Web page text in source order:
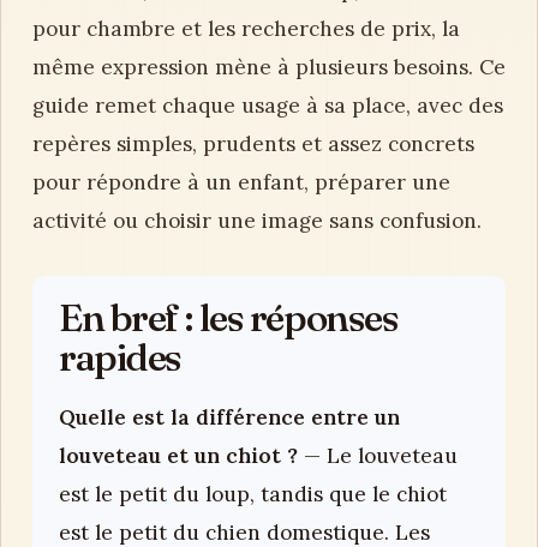
pour chambre et les recherches de prix, la
même expression mène à plusieurs besoins. Ce
guide remet chaque usage à sa place, avec des
repères simples, prudents et assez concrets
pour répondre à un enfant, préparer une
activité ou choisir une image sans confusion.
En bref : les réponses
rapides
Quelle est la différence entre un
louveteau et un chiot ? — Le louveteau
est le petit du loup, tandis que le chiot
est le petit du chien domestique. Les